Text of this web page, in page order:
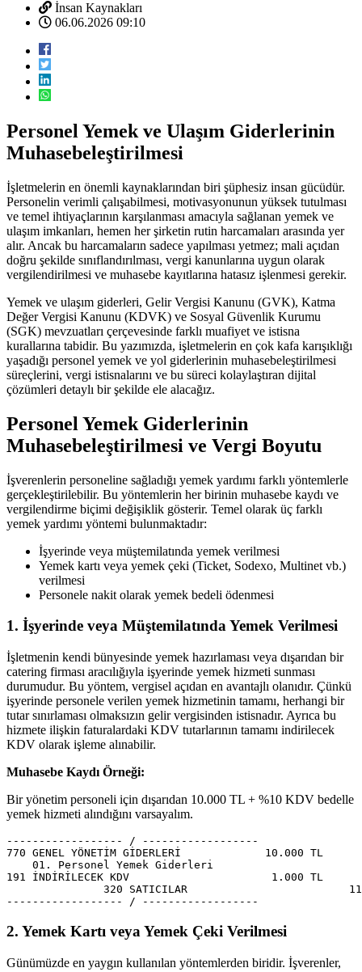
İnsan Kaynakları
06.06.2026 09:10
Personel Yemek ve Ulaşım Giderlerinin
Muhasebeleştirilmesi
İşletmelerin en önemli kaynaklarından biri şüphesiz insan gücüdür.
Personelin verimli çalışabilmesi, motivasyonunun yüksek tutulması
ve temel ihtiyaçlarının karşılanması amacıyla sağlanan yemek ve
ulaşım imkanları, hemen her şirketin rutin harcamaları arasında yer
alır. Ancak bu harcamaların sadece yapılması yetmez; mali açıdan
doğru şekilde sınıflandırılması, vergi kanunlarına uygun olarak
vergilendirilmesi ve muhasebe kayıtlarına hatasız işlenmesi gerekir.
Yemek ve ulaşım giderleri, Gelir Vergisi Kanunu (GVK), Katma
Değer Vergisi Kanunu (KDVK) ve Sosyal Güvenlik Kurumu
(SGK) mevzuatları çerçevesinde farklı muafiyet ve istisna
kurallarına tabidir. Bu yazımızda, işletmelerin en çok kafa karışıklığı
yaşadığı personel yemek ve yol giderlerinin muhasebeleştirilmesi
süreçlerini, vergi istisnalarını ve bu süreci kolaylaştıran dijital
çözümleri detaylı bir şekilde ele alacağız.
Personel Yemek Giderlerinin
Muhasebeleştirilmesi ve Vergi Boyutu
İşverenlerin personeline sağladığı yemek yardımı farklı yöntemlerle
gerçekleştirilebilir. Bu yöntemlerin her birinin muhasebe kaydı ve
vergilendirme biçimi değişiklik gösterir. Temel olarak üç farklı
yemek yardımı yöntemi bulunmaktadır:
İşyerinde veya müştemilatında yemek verilmesi
Yemek kartı veya yemek çeki (Ticket, Sodexo, Multinet vb.)
verilmesi
Personele nakit olarak yemek bedeli ödenmesi
1. İşyerinde veya Müştemilatında Yemek Verilmesi
İşletmenin kendi bünyesinde yemek hazırlaması veya dışarıdan bir
catering firması aracılığıyla işyerinde yemek hizmeti sunması
durumudur. Bu yöntem, vergisel açıdan en avantajlı olanıdır. Çünkü
işyerinde personele verilen yemek hizmetinin tamamı, herhangi bir
tutar sınırlaması olmaksızın gelir vergisinden istisnadır. Ayrıca bu
hizmete ilişkin faturalardaki KDV tutarlarının tamamı indirilecek
KDV olarak işleme alınabilir.
Muhasebe Kaydı Örneği:
Bir yönetim personeli için dışarıdan 10.000 TL + %10 KDV bedelle
yemek hizmeti alındığını varsayalım.
------------------ / ------------------
770 GENEL YÖNETİM GİDERLERİ             10.000 TL
    01. Personel Yemek Giderleri
191 İNDİRİLECEK KDV                      1.000 TL
320 SATICILAR
2. Yemek Kartı veya Yemek Çeki Verilmesi
Günümüzde en yaygın kullanılan yöntemlerden biridir. İşverenler,